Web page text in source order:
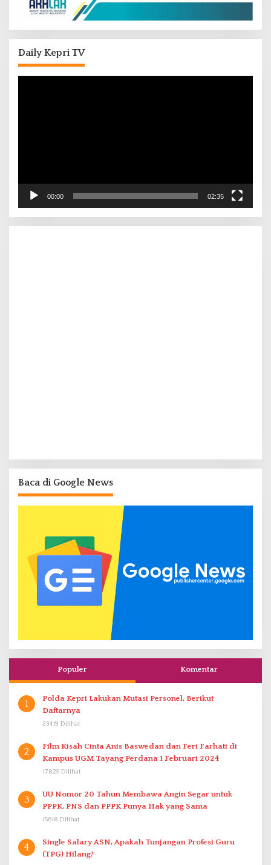
Daily Kepri TV
00:00 02:35
Baca di Google News
Populer Komentar
1
Polda Kepri Lakukan Mutasi Personel, Berikut
Daftarnya
23419 Dilihat
2
Film Kisah Cinta Anis Baswedan dan Feri Farhati di
Kampus UGM Tayang Perdana 1 Februari 2024
17825 Dilihat
3
UU Nomor 20 Tahun Membawa Angin Segar untuk
PPPK. PNS dan PPPK Punya Hak yang Sama
15618 Dilihat
4
Single Salary ASN, Apakah Tunjangan Profesi Guru
(TPG) Hilang?